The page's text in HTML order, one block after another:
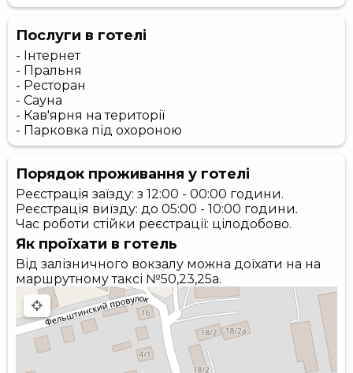
Послуги в готелі
- Інтернет
- Пральня
- Ресторан
- Сауна
- Кав'ярня на території
- Парковка під охороною
Порядок проживання у готелі
Реєстрація заїзду: з 12:00 - 00:00 години.
Реєстрація виїзду: до 05:00 - 10:00 години.
Час роботи стійки реєстрації: цілодобово.
Як проїхати в готель
Від залізничного вокзалу можна доїхати на на
маршрутному таксі №50,23,25а.